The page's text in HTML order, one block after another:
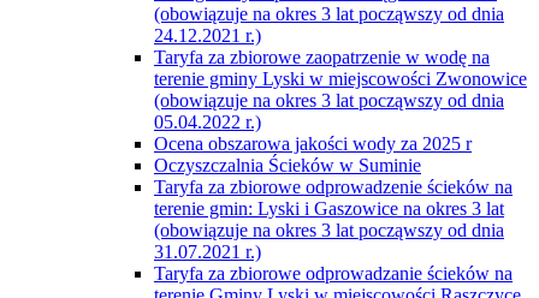
(obowiązuje na okres 3 lat począwszy od dnia
24.12.2021 r.)
Taryfa za zbiorowe zaopatrzenie w wodę na
terenie gminy Lyski w miejscowości Zwonowice
(obowiązuje na okres 3 lat począwszy od dnia
05.04.2022 r.)
Ocena obszarowa jakości wody za 2025 r
Oczyszczalnia Ścieków w Suminie
Taryfa za zbiorowe odprowadzenie ścieków na
terenie gmin: Lyski i Gaszowice na okres 3 lat
(obowiązuje na okres 3 lat począwszy od dnia
31.07.2021 r.)
Taryfa za zbiorowe odprowadzanie ścieków na